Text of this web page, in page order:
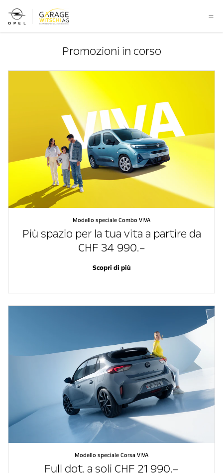
Promozioni in corso
Modello speciale Combo VIVA
Più spazio per la tua vita a partire da
CHF 34 990.–
Scopri di più
Modello speciale Corsa VIVA
Full dot. a soli CHF 21 990.–